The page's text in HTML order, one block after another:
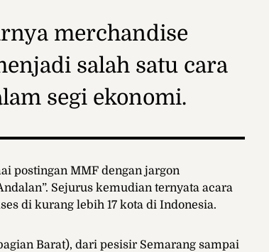
merchandise
salah satu cara
segi ekonomi.
postingan MMF dengan jargon
Sejurus kemudian ternyata acara
di kurang lebih 17 kota di Indonesia.
Barat), dari pesisir Semarang sampai